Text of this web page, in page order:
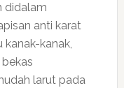
didalam
anti karat
kanak,
larut pada